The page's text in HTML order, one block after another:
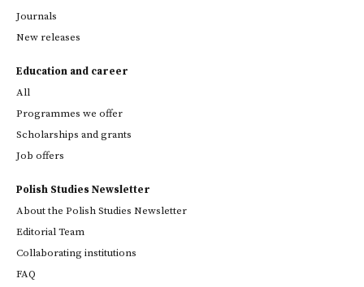
Journals
New releases
Education and career
All
Programmes we offer
Scholarships and grants
Job offers
Polish Studies Newsletter
About the Polish Studies Newsletter
Editorial Team
Collaborating institutions
FAQ